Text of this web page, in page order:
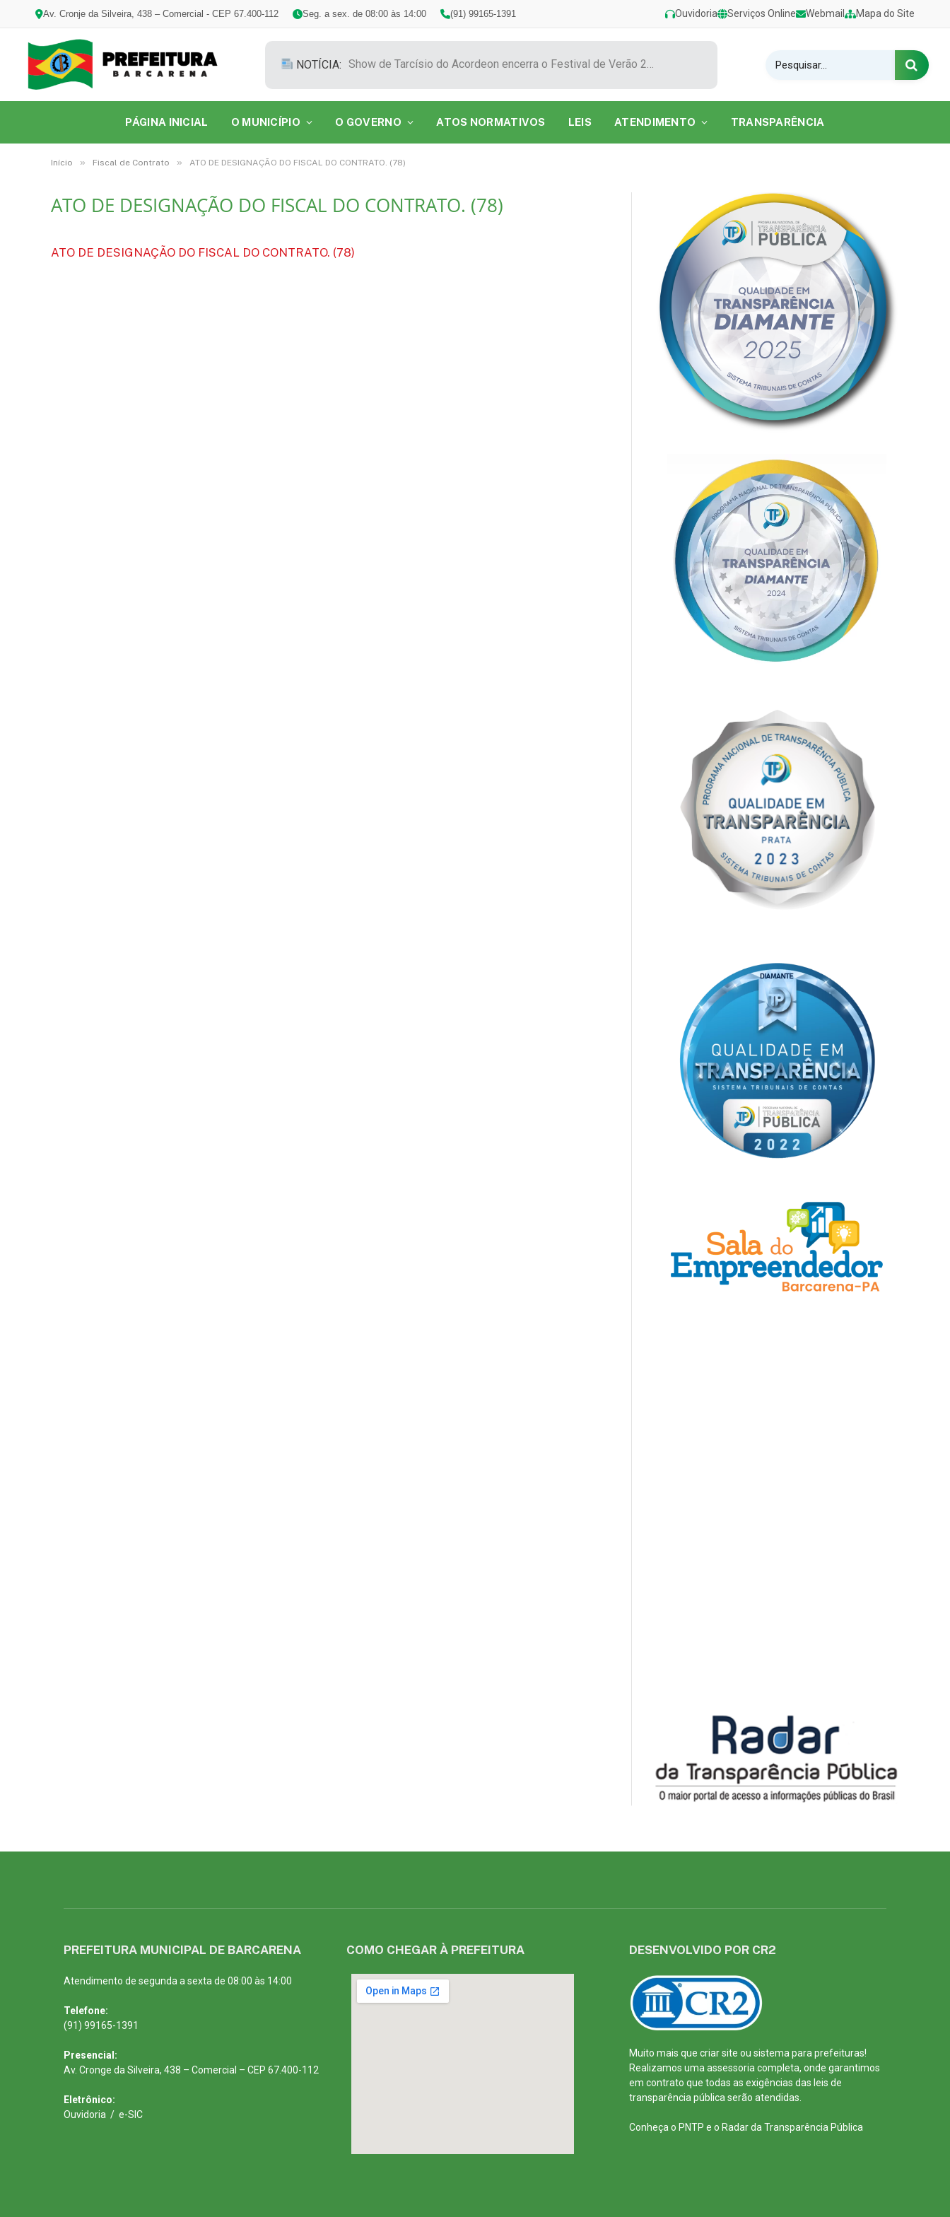
Av. Cronje da Silveira, 438 – Comercial - CEP 67.400-112 Seg. a sex. de 08:00 às 14:00 (91) 99165-1391 Ouvidoria Serviços Online Webmail Mapa do Site
NOTÍCIA: Show de Tarcísio do Acordeon encerra o Festival de Verão 2026 na Praia do Caripi
PÁGINA INICIAL O MUNICÍPIO O GOVERNO ATOS NORMATIVOS LEIS ATENDIMENTO TRANSPARÊNCIA
Início » Fiscal de Contrato » ATO DE DESIGNAÇÃO DO FISCAL DO CONTRATO. (78)
ATO DE DESIGNAÇÃO DO FISCAL DO CONTRATO. (78)
ATO DE DESIGNAÇÃO DO FISCAL DO CONTRATO. (78)
PREFEITURA MUNICIPAL DE BARCARENA
Atendimento de segunda a sexta de 08:00 às 14:00
Telefone:
(91) 99165-1391
Presencial:
Av. Cronge da Silveira, 438 – Comercial – CEP 67.400-112
Eletrônico:
Ouvidoria / e-SIC
COMO CHEGAR À PREFEITURA DESENVOLVIDO POR CR2
Muito mais que criar site ou sistema para prefeituras!
Realizamos uma assessoria completa, onde garantimos
em contrato que todas as exigências das leis de
transparência pública serão atendidas.
Conheça o PNTP e o Radar da Transparência Pública